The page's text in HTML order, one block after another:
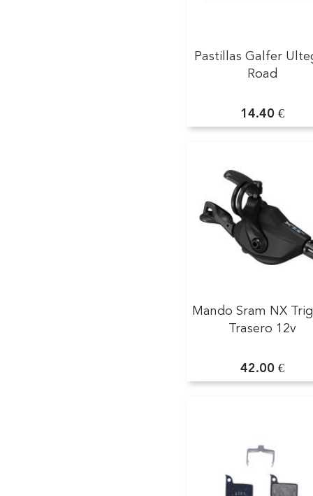
Pastillas Galfer
Road
14.40 €
Mando Sram NX
Trasero 12v
42.00 €